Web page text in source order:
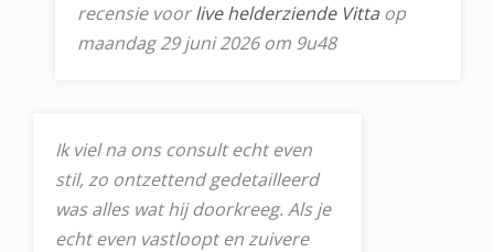
recensie voorlive helderziende Vitta op
maandag 29 juni 2026 om 9u48
Ik viel na ons consult echt even
stil, zo ontzettend gedetailleerd
was alles wat hij doorkreeg. Als je
echt even vastloopt en zuivere